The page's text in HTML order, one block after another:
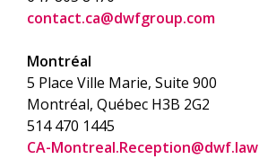
contact.ca@dwfgroup.com
Montréal
5 Place Ville Marie, Suite 900
Montréal, Québec H3B 2G2
514 470 1445
CA-Montreal.Reception@dwf.law